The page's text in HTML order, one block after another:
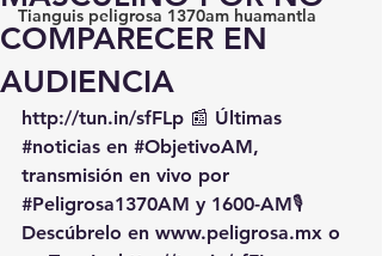
Tianguis peligrosa 1370am huamantla
COMPARECER EN
AUDIENCIA
http://tun.in/sfFLp 📰 Últimas
#noticias en #ObjetivoAM,
transmisión en vivo por
#Peligrosa1370AM y 1600-AM🎙️
Descúbrelo en www.peligrosa.mx o